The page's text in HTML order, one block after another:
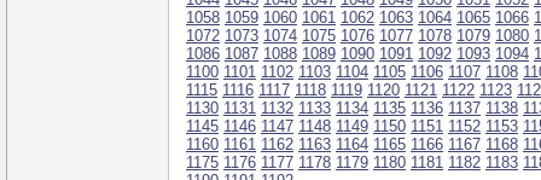
1058 1059 1060 1061 1062 1063 1064 1065 1066
1072 1073 1074 1075 1076 1077 1078 1079 1080
1086 1087 1088 1089 1090 1091 1092 1093 1094
1100 1101 1102 1103 1104 1105 1106 1107 1108
1115 1116 1117 1118 1119 1120 1121 1122 1123
1130 1131 1132 1133 1134 1135 1136 1137 1138
1145 1146 1147 1148 1149 1150 1151 1152 1153
1160 1161 1162 1163 1164 1165 1166 1167 1168
1175 1176 1177 1178 1179 1180 1181 1182 1183